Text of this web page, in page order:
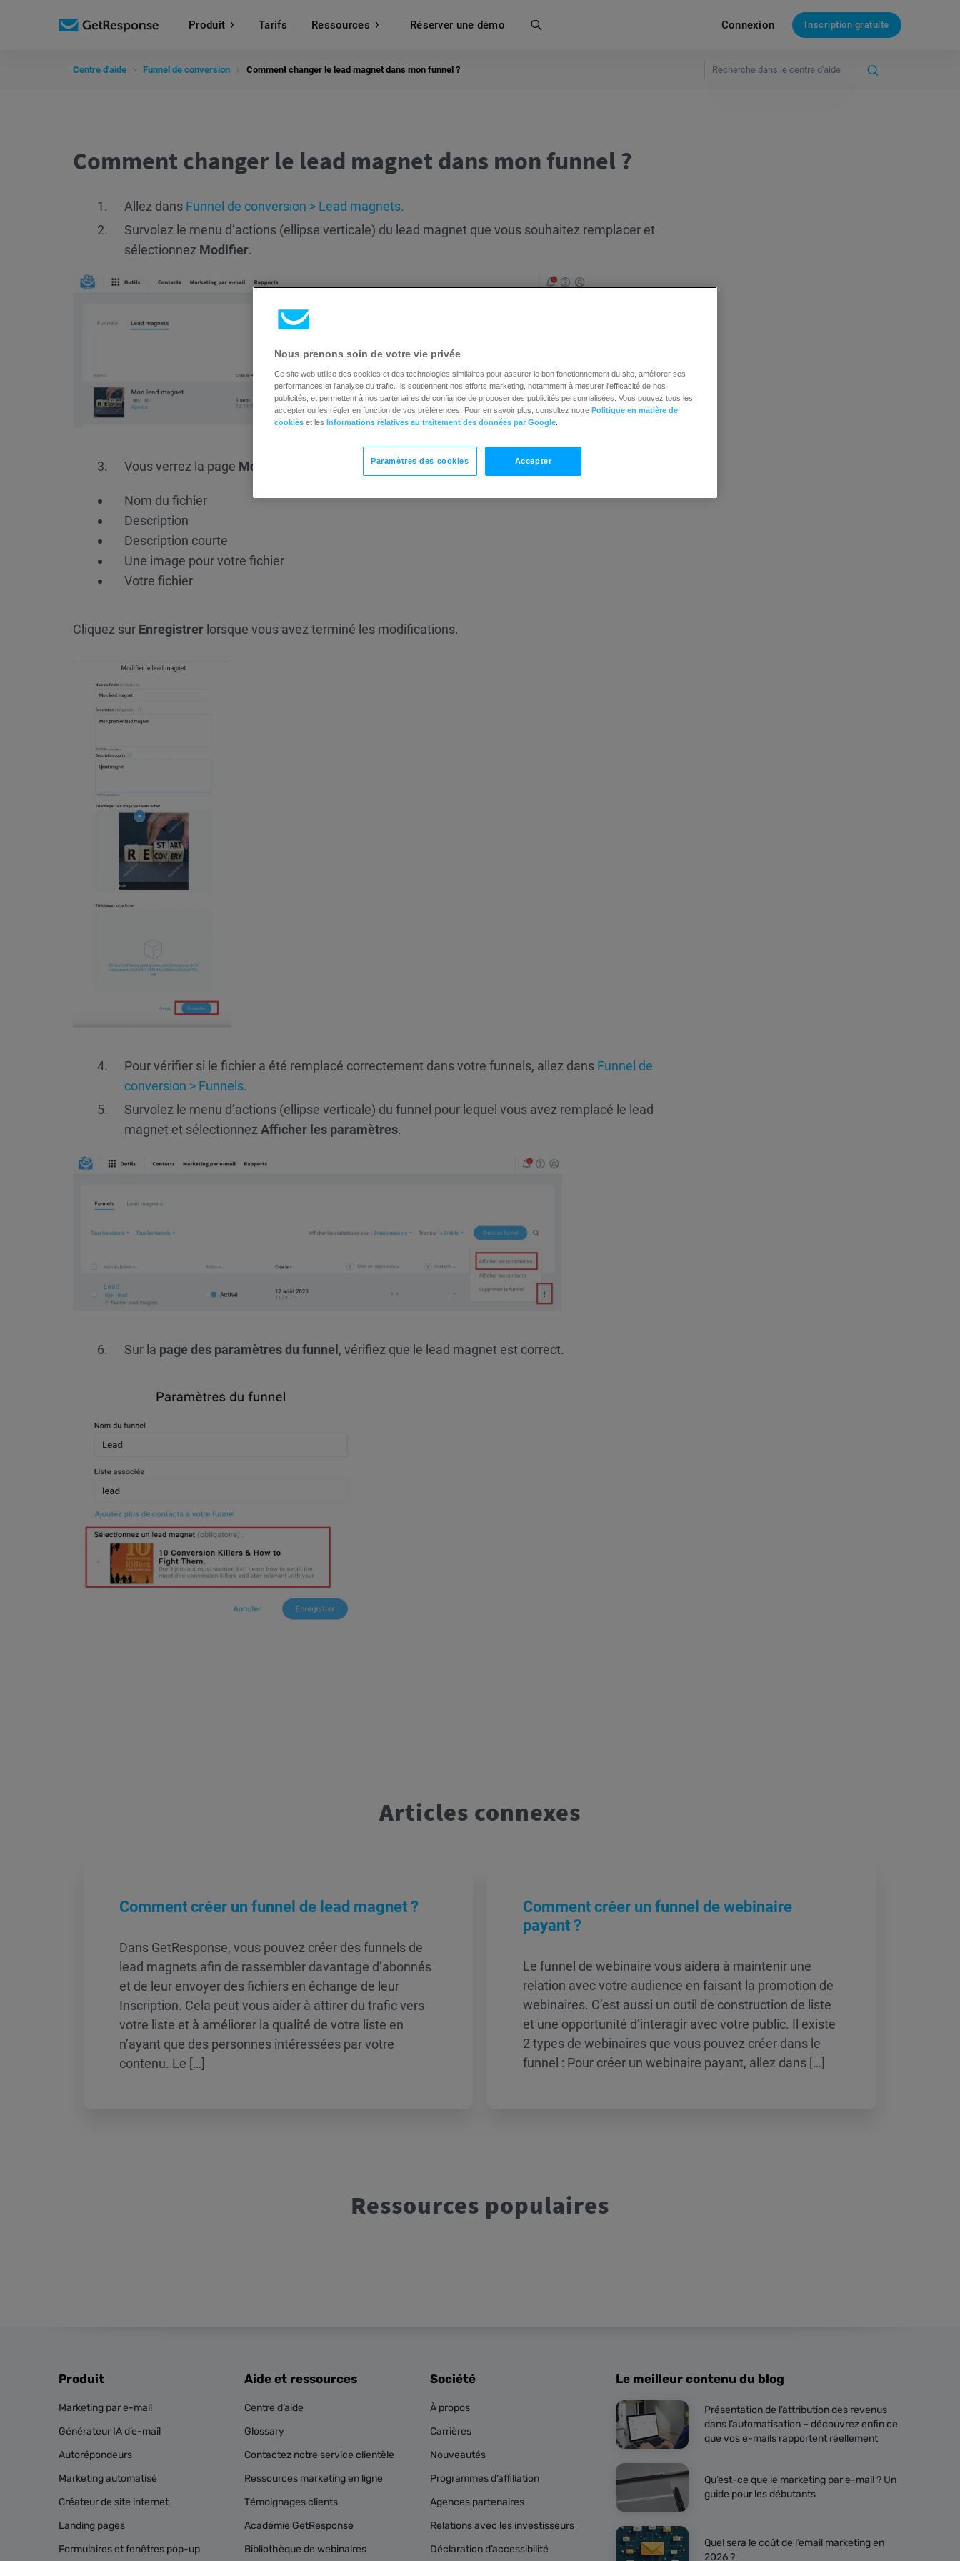
Produit Tarifs Ressources Réserver une démo
Recherche Connexion Inscription gratuite
Centre d'aide Funnel de conversion Comment changer le lead magnet dans mon funnel ?
Comment changer le lead magnet dans mon funnel ?
Allez dans Funnel de conversion > Lead magnets.
Survolez le menu d’actions (ellipse verticale) du lead magnet que vous souhaitez remplacer et
sélectionnez Modifier.
Vous verrez la page Modifier le lead magnet, où vous pourrez modifier :
Nom du fichier
Description
Description courte
Une image pour votre fichier
Votre fichier
Cliquez sur Enregistrer lorsque vous avez terminé les modifications.
Pour vérifier si le fichier a été remplacé correctement dans votre funnels, allez dans Funnel de
conversion > Funnels.
Survolez le menu d’actions (ellipse verticale) du funnel pour lequel vous avez remplacé le lead
magnet et sélectionnez Afficher les paramètres.
Sur la page des paramètres du funnel , vérifiez que le lead magnet est correct.
Articles connexes
Comment créer un funnel de lead magnet ?
Dans GetResponse, vous pouvez créer des funnels de
lead magnets afin de rassembler davantage d’abonnés
et de leur envoyer des fichiers en échange de leur
Inscription. Cela peut vous aider à attirer du trafic vers
votre liste et à améliorer la qualité de votre liste en
n’ayant que des personnes intéressées par votre
contenu. Le […]
Comment créer un funnel de webinaire
payant ?
Le funnel de webinaire vous aidera à maintenir une
relation avec votre audience en faisant la promotion de
webinaires. C’est aussi un outil de construction de liste
et une opportunité d’interagir avec votre public. Il existe
2 types de webinaires que vous pouvez créer dans le
funnel : Pour créer un webinaire payant, allez dans […]
Ressources populaires
Produit
Marketing par e-mail
Générateur IA d’e-mail
Autorépondeurs
Marketing automatisé
Créateur de site internet
Landing pages
Formulaires et fenêtres pop-up
Aide et ressources
Centre d’aide
Glossary
Contactez notre service clientèle
Ressources marketing en ligne
Témoignages clients
Académie GetResponse
Bibliothèque de webinaires
Société
À propos
Carrières
Nouveautés
Programmes d’affiliation
Agences partenaires
Relations avec les investisseurs
Déclaration d’accessibilité
Le meilleur contenu du blog
Présentation de l’attribution des revenus
dans l’automatisation – découvrez enfin ce
que vos e-mails rapportent réellement
Qu’est-ce que le marketing par e-mail ? Un
guide pour les débutants
Quel sera le coût de l’email marketing en
2026 ?
Nous prenons soin de votre vie privée
Ce site web utilise des cookies et des technologies similaires pour assurer le bon fonctionnement du site, améliorer ses
performances et l'analyse du trafic. Ils soutiennent nos efforts marketing, notamment à mesurer l'efficacité de nos
publicités, et permettent à nos partenaires de confiance de proposer des publicités personnalisées. Vous pouvez tous les
accepter ou les régler en fonction de vos préférences. Pour en savoir plus, consultez notre Politique en matière de
cookies et les Informations relatives au traitement des données par Google
Paramètres des cookies Accepter